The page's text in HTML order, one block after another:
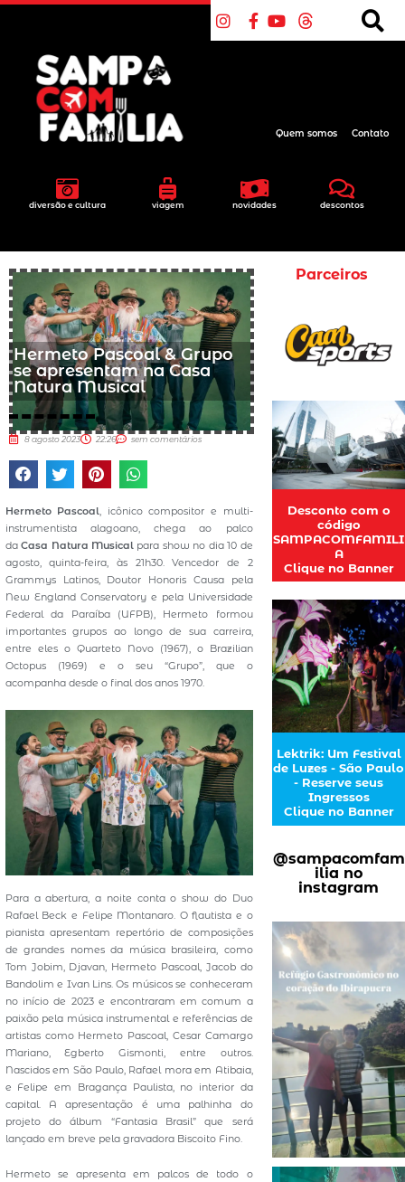
diversão e cultura viagem novidades descontos
Quem somos Contato
Hermeto Pascoal & Grupo
se apresentam na Casa
Natura Musical
8 agosto 2023 22:26 sem comentários
Hermeto Pascoal, icônico compositor e multi-
instrumentista alagoano, chega ao palco
daCasa Natura Musical para show no dia 10 de
agosto, quinta-feira, às 21h30. Vencedor de 2
Grammys Latinos, Doutor Honoris Causa pela
New England Conservatory e pela Universidade
Federal da Paraíba (UFPB), Hermeto formou
importantes grupos ao longo de sua carreira,
entre eles o Quarteto Novo (1967), o Brazilian
Octopus (1969) e o seu “Grupo”, que o
acompanha desde o final dos anos 1970.
Para a abertura, a noite conta o show do Duo
Rafael Beck e Felipe Montanaro. O flautista e o
pianista apresentam repertório de composições
de grandes nomes da música brasileira, como
Tom Jobim, Djavan, Hermeto Pascoal, Jacob do
Bandolim e Ivan Lins. Os músicos se conheceram
no início de 2023 e encontraram em comum a
paixão pela música instrumental e referências de
artistas como Hermeto Pascoal, Cesar Camargo
Mariano, Egberto Gismonti, entre outros.
Nascidos em São Paulo, Rafael mora em Atibaia,
e Felipe em Bragança Paulista, no interior da
capital. A apresentação é uma palhinha do
projeto do álbum “Fantasia Brasil” que será
lançado em breve pela gravadora Biscoito Fino.
Hermeto se apresenta em palcos de todo o
Parceiros
Desconto com o
código
SAMPACOMFAMILI
A
Clique no Banner
Lektrik: Um Festival
de Luzes - São Paulo
- Reserve seus
Ingressos
Clique no Banner
@sampacomfam
ilia no
instagram